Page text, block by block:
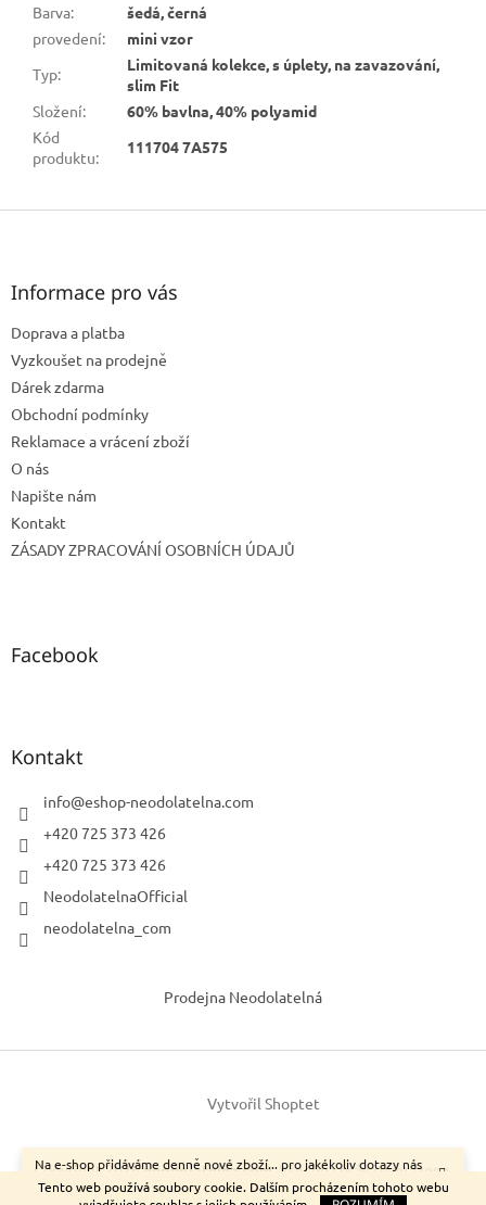
Tento web používá soubory cookie. Dalším procházením tohoto webu
Na e-shop přidáváme denně nové zboží... pro jakékoliv dotazy nás
neváhejte kontaktovat.
Barva:
šedá, černá
provedení:
mini vzor
Typ:
Limitovaná kolekce, s úplety, na zavazování,
slim Fit
Složení:
60% bavlna, 40% polyamid
Kód
produktu:
111704 7A575
Z
Informace pro vás
Doprava a platba
Vyzkoušet na prodejně
Dárek zdarma
Obchodní podmínky
Reklamace a vrácení zboží
O nás
Napište nám
Kontakt
ZÁSADY ZPRACOVÁNÍ OSOBNÍCH ÚDAJŮ
Facebook
Kontakt
info@eshop-neodolatelna.com
+420 725 373 426
+420 725 373 426
NeodolatelnaOfficial
neodolatelna_com
Prodejna Neodolatelná
Vytvořil Shoptet
Copyright 2026neodolatelna.com. Všechna práva vyhrazena.